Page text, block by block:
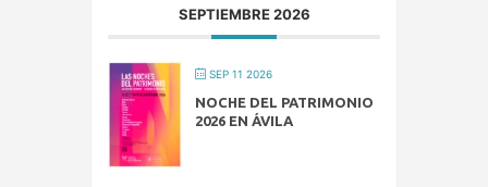
SEPTIEMBRE 2026
SEP 11 2026
NOCHE DEL PATRIMONIO
2026 EN ÁVILA